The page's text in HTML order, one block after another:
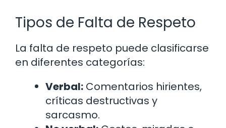
Tipos de Falta de Respeto
La falta de respeto puede clasificarse
en diferentes categorías:
Verbal: Comentarios hirientes,
críticas destructivas y
sarcasmo.